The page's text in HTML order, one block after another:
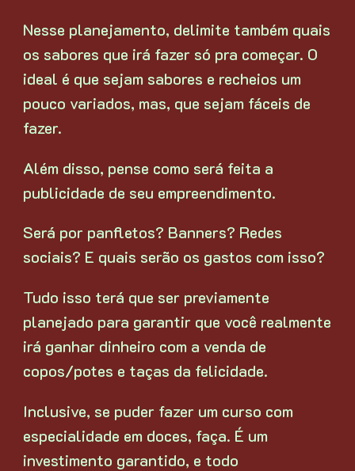
Nesse planejamento, delimite também quais
os sabores que irá fazer só pra começar. O
ideal é que sejam sabores e recheios um
pouco variados, mas, que sejam fáceis de
fazer.
Além disso, pense como será feita a
publicidade de seu empreendimento.
Será por panfletos? Banners? Redes
sociais? E quais serão os gastos com isso?
Tudo isso terá que ser previamente
planejado para garantir que você realmente
irá ganhar dinheiro com a venda de
copos/potes e taças da felicidade.
Inclusive, se puder fazer um curso com
especialidade em doces, faça. É um
investimento garantido, e todo